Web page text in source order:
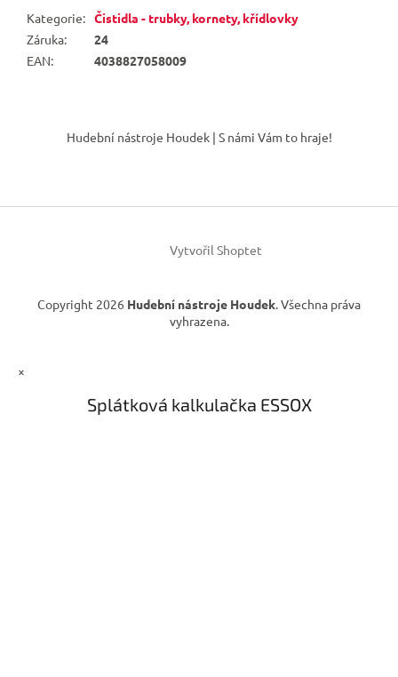
Kategorie: Čistidla - trubky, kornety, křídlovky
Záruka:
24
EAN: 4038827058009
í
Hudební nástroje Houdek | S námi Vám to hraje!
Vytvořil Shoptet
Copyright 2026 Hudební nástroje Houdek. Všechna práva
vyhrazena.
×
Splátková kalkulačka ESSOX